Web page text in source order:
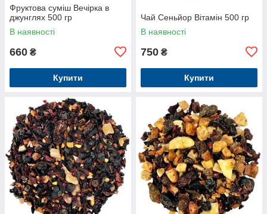
Фруктова суміш Вечірка в
джунглях 500 гр
В наявності
660 ₴
Купити
Чай Сеньйор Вітамін 500 гр
В наявності
750 ₴
Купити